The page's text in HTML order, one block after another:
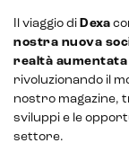
Il viaggio di Dexa
nostra nuova
realtà aumentata
rivoluzionando il
nostro magazine,
sviluppi e le
settore.